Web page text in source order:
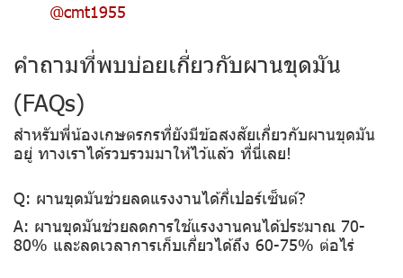
@cmt1955
คำถามที่พบบ่อยเกี่ยวกับผานขุดมัน
(FAQs)
สำหรับพี่น้องเกษตรกรที่ยังมีข้อสงสัยเกี่ยวกับผานขุดมัน
อยู่ ทางเราได้รวบรวมมาให้ไว้แล้ว ที่นี่เลย!
Q: ผานขุดมันช่วยลดแรงงานได้กี่เปอร์เซ็นต์?
A: ผานขุดมันช่วยลดการใช้แรงงานคนได้ประมาณ 70-
80% และลดเวลาการเก็บเกี่ยวได้ถึง 60-75% ต่อไร่